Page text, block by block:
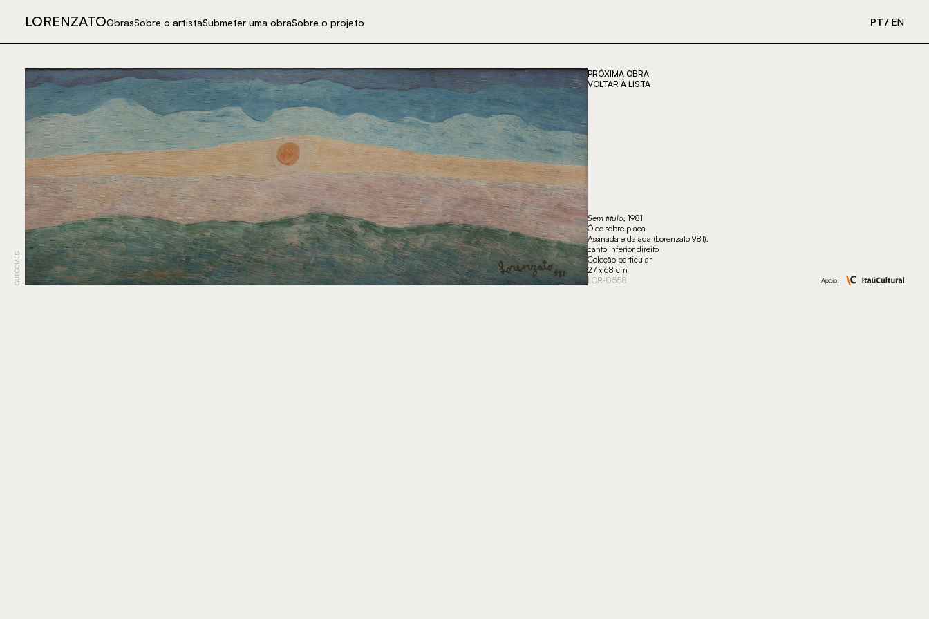
LORENZATOObrasSobre o artistaSubmeter uma obraSobre o projeto PT EN
GUI GOMES
PRÓXIMA OBRA
VOLTAR À LISTA
Sem título, 1981
Óleo sobre placa
Assinada e datada (Lorenzato 981),
canto inferior direito
Coleção particular
27 x 68 cm
LOR-0558